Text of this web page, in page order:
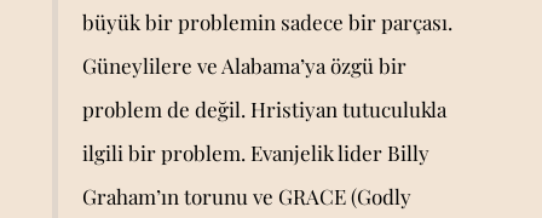
büyük bir problemin sadece bir parçası.
Güneylilere ve Alabama’ya özgü bir
problem de değil. Hristiyan tutuculukla
ilgili bir problem. Evanjelik lider Billy
Graham’ın torunu ve GRACE (Godly